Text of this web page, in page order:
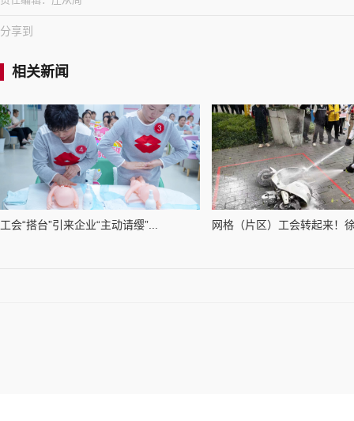
分享到
相关新闻
工会“搭台”引来企业“主动请缨”... 网格（片区）工会转起来！